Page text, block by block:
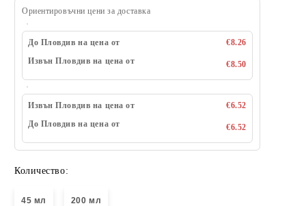
Ориентировъчни цени за доставка
До Пловдив на цена от
€8.26
Извън Пловдив на цена от
€8.50
Извън Пловдив на цена от
€6.52
До Пловдив на цена от
€6.52
Количество:
45 мл 200 мл